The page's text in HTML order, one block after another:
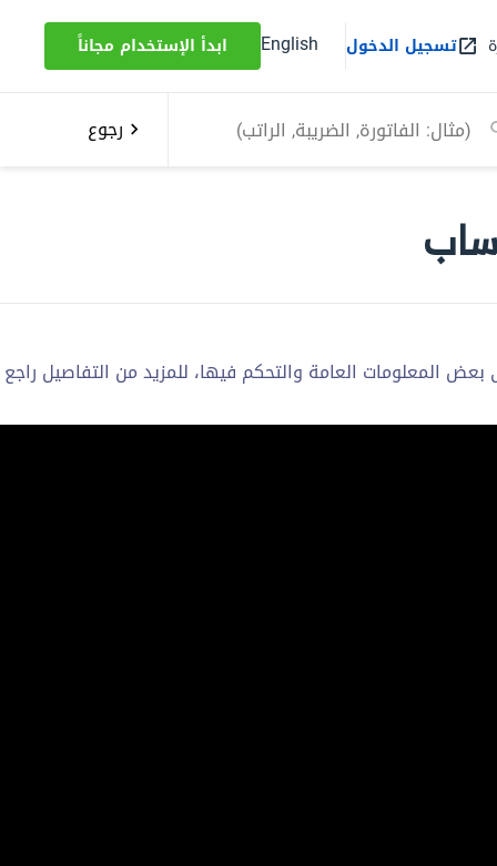
تسجيل الدخول English ابدأ الإستخدام مجاناً
رجوع
المعلومات العامة والتحكم فيها، للمزيد من التفاصيل راجع